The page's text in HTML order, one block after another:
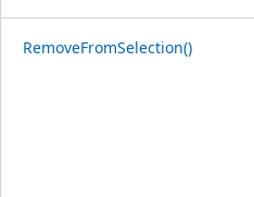
RemoveFromSelection()